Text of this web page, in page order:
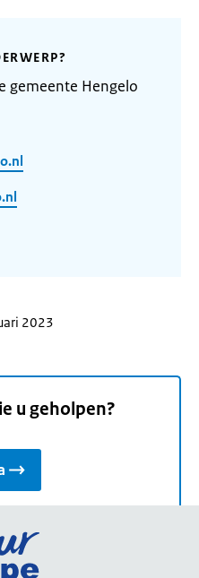
gemeente Hengelo
2023
u geholpen?
Ga